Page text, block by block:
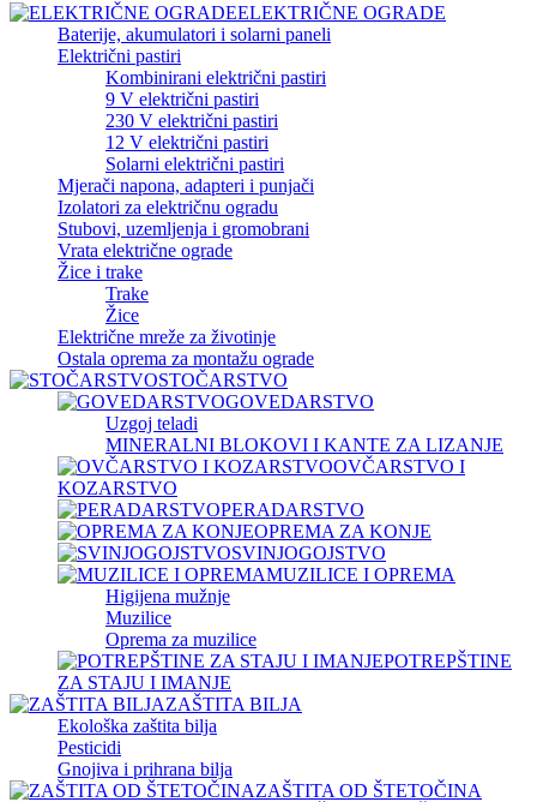
ELEKTRIČNE OGRADE
Baterije, akumulatori i solarni paneli
Električni pastiri
Kombinirani električni pastiri
9 V električni pastiri
230 V električni pastiri
12 V električni pastiri
Solarni električni pastiri
Mjerači napona, adapteri i punjači
Izolatori za električnu ogradu
Stubovi, uzemljenja i gromobrani
Vrata električne ograde
Žice i trake
Trake
Žice
Električne mreže za životinje
Ostala oprema za montažu ograde
STOČARSTVO
GOVEDARSTVO
Uzgoj teladi
MINERALNI BLOKOVI I KANTE ZA LIZANJE
OVČARSTVO I
KOZARSTVO
PERADARSTVO
OPREMA ZA KONJE
SVINJOGOJSTVO
MUZILICE I OPREMA
Higijena mužnje
Muzilice
Oprema za muzilice
POTREPŠTINE
ZA STAJU I IMANJE
ZAŠTITA BILJA
Ekološka zaštita bilja
Pesticidi
Gnojiva i prihrana bilja
ZAŠTITA OD ŠTETOČINA